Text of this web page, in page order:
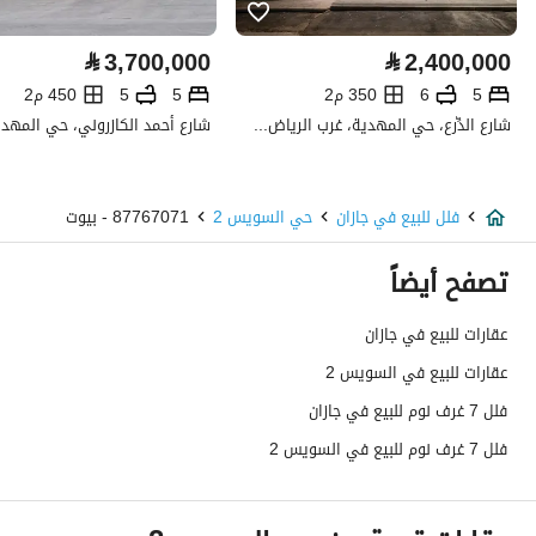
كهرباء
نعم
صرف صحي
هاتف
نعم
تفاصيل اضافية
عمر العقار
عرض الشارع
رقم المخطط
⃁2,400,000
5
6
350 م2
شارع الدِّرع، حي المهدية، غرب الرياض، الرياض
⃁3,700,000
5
5 450 م2
فلل للبيع في جازان حي السويس 2 87767071 - بيوت
تصفح أيضاً
عقارات للبيع في جازان
عقارات للبيع في السويس 2
فلل 7 غرف نوم للبيع في جازان
فلل 7 غرف نوم للبيع في السويس 2